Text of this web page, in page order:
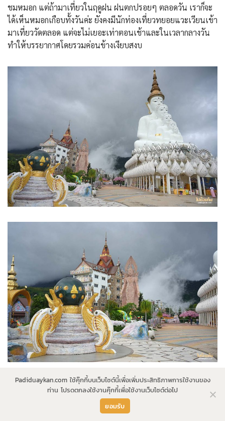
ชมหมอก แต่ถ้ามาเที่ยวในฤดูฝน ฝนตกปรอยๆ ตลอดวัน เราก็จะ
ได้เห็นหมอกเกือบทั้งวันค่ะ ยังคงมีนักท่องเที่ยวทยอยแวะเวียนเข้า
มาเที่ยววัดตลอด แต่จะไม่เยอะเท่าตอนเช้าและในเวลากลางวัน
ทำให้บรรยากาศโดยรวมค่อนข้างเงียบสงบ
เราขึ้นไปชมวิวที่ลานพระพุทธเจ้า 5 องค์ บรรยากาศดีสุดๆ มอง
เห็นภูเขาสลับซับซ้อนตัดกับสายหมอกจางๆ โรแมนติกไปอีกแบบ
ใครมีแพลนไปเที่ยวผาซ่อนแก้ว ลองเปลี่ยนมาเที่ยวตอนเย็นดูค่ะ
Padiduaykan.com ใช้คุ๊กกี้บนเว็บไซต์นี้เพื่อเพิ่มประสิทธิภาพการใช้งานของ
ท่าน โปรดตกลงใช้งานคุ๊กกี้เพื่อใช้งานเว็บไซต์ต่อไป
ยอมรับ